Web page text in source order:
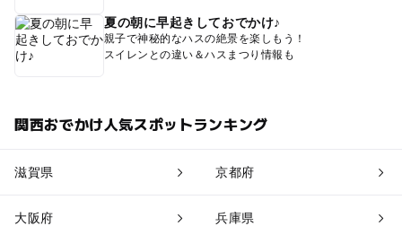
夏の朝に早起きしておでかけ♪
親子で神秘的なハスの絶景を楽しもう！
スイレンとの違い＆ハスまつり情報も
関西おでかけ人気スポットランキング
滋賀県 京都府
大阪府 兵庫県